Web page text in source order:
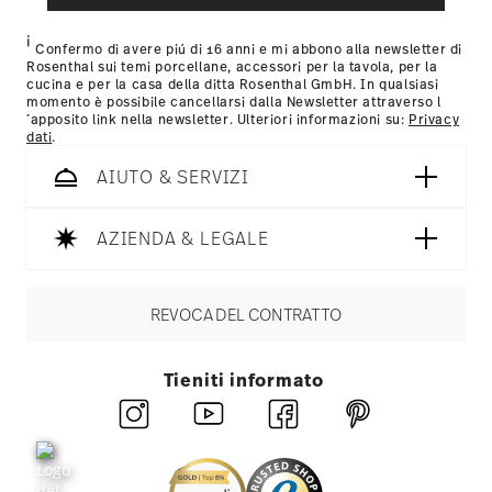
i Confermo di avere piú di 16 anni e mi abbono alla newsletter di
Rosenthal sui temi porcellane, accessori per la tavola, per la
cucina e per la casa della ditta Rosenthal GmbH. In qualsiasi
momento è possibile cancellarsi dalla Newsletter attraverso l
´apposito link nella newsletter. Ulteriori informazioni su: Privacy
dati.
AIUTO & SERVIZI
AZIENDA & LEGALE
REVOCA DEL CONTRATTO
Tieniti informato